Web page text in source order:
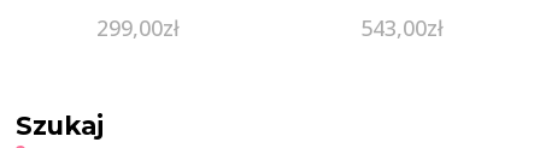
299,00zł 543,00zł
Szukaj